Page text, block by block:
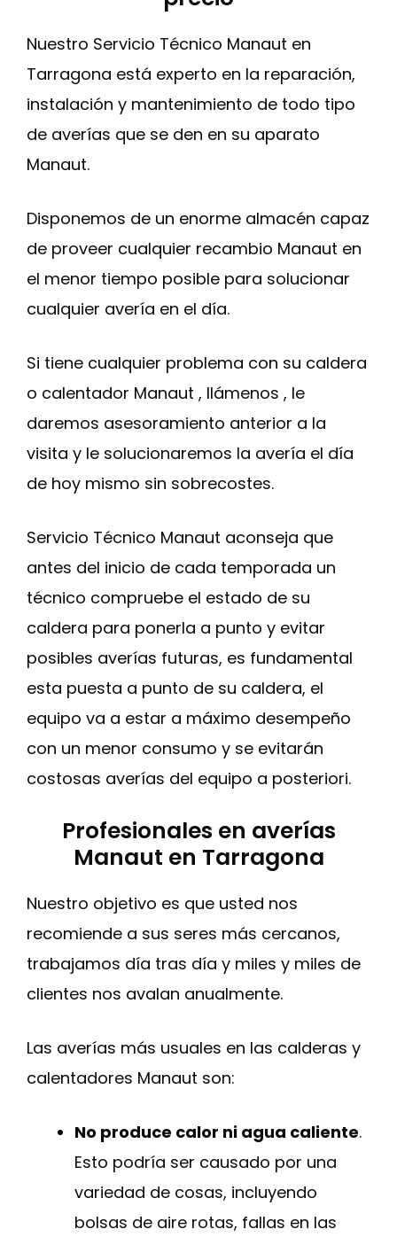
Nuestro Servicio Técnico Manaut en
Tarragona está experto en la reparación,
instalación y mantenimiento de todo tipo
de averías que se den en su aparato
Manaut.
Disponemos de un enorme almacén capaz
de proveer cualquier recambio Manaut en
el menor tiempo posible para solucionar
cualquier avería en el día.
Si tiene cualquier problema con su caldera
o calentador Manaut , llámenos , le
daremos asesoramiento anterior a la
visita y le solucionaremos la avería el día
de hoy mismo sin sobrecostes.
Servicio Técnico Manaut aconseja que
antes del inicio de cada temporada un
técnico compruebe el estado de su
caldera para ponerla a punto y evitar
posibles averías futuras, es fundamental
esta puesta a punto de su caldera, el
equipo va a estar a máximo desempeño
con un menor consumo y se evitarán
costosas averías del equipo a posteriori.
Profesionales en averías
Manaut en Tarragona
Nuestro objetivo es que usted nos
recomiende a sus seres más cercanos,
trabajamos día tras día y miles y miles de
clientes nos avalan anualmente.
Las averías más usuales en las calderas y
calentadores Manaut son:
No produce calor ni agua caliente.
Esto podría ser causado por una
variedad de cosas, incluyendo
bolsas de aire rotas, fallas en las